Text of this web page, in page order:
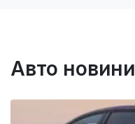
Авто новини